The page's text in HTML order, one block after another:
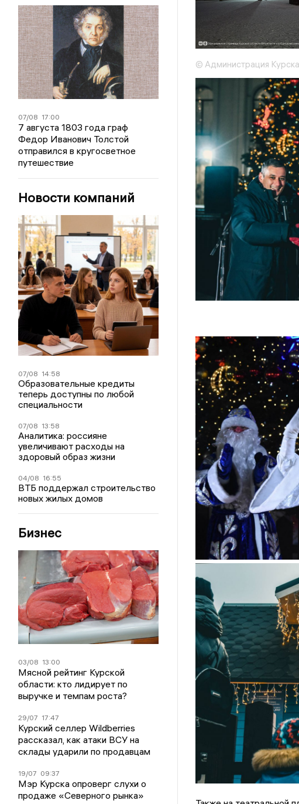
07/08 17:00
7 августа 1803 года граф
Федор Иванович Толстой
отправился в кругосветное
путешествие
Новости компаний
07/08 14:58
Образовательные кредиты
теперь доступны по любой
специальности
07/08 13:58
Аналитика: россияне
увеличивают расходы на
здоровый образ жизни
04/08 16:55
ВТБ поддержал строительство
новых жилых домов
Бизнес
03/08 13:00
Мясной рейтинг Курской
области: кто лидирует по
выручке и темпам роста?
29/07 17:47
Курский селлер Wildberries
рассказал, как атаки ВСУ на
склады ударили по продавцам
19/07 09:37
Мэр Курска опроверг слухи о
продаже «Северного рынка»
© Администрация Курска